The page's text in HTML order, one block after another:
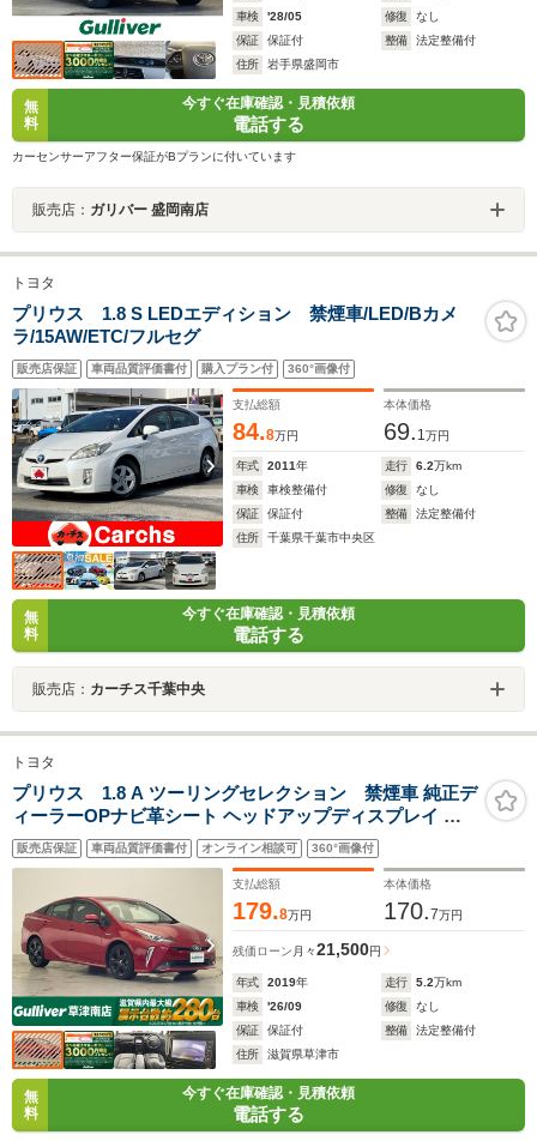
車検
'28/05 修復
なし
保証
保証付 整備
法定整備付
住所
岩手県盛岡市
無
料
今すぐ在庫確認・見積依頼
電話する
カーセンサーアフター保証がBプランに付いています
販売店： ガリバー 盛岡南店
トヨタ
プリウス 1.8 S LEDエディション 禁煙車/LED/Bカメ
ラ/15AW/ETC/フルセグ
販売店保証 車両品質評価書付 購入プラン付 360°画像付
支払総額
84.8万円
本体価格
69. 1万円
年式 2011年 走行 6.2万km
車検
車検整備付 修復
なし
保証
保証付 整備
法定整備付
住所
千葉県千葉市中央区
無
料
今すぐ在庫確認・見積依頼
電話する
販売店： カーチス千葉中央
トヨタ
プリウス 1.8 A ツーリングセレクション 禁煙車 純正デ
ィーラーOPナビ革シート ヘッドアップディスプレイ プ
リクラッシュセーフティー コーナーセンサー パーキング
サポートブレーキ ドライブレコーダー シートヒーター
Bluetooth ワンセグ CD DVD
販売店保証 車両品質評価書付 オンライン相談可 360°画像付
支払総額
179.8万円
本体価格
170.7万円
残価ローン 月々21,500円
年式 2019年 走行 5.2万km
車検
'26/09 修復
なし
保証
保証付 整備
法定整備付
住所
滋賀県草津市
無
料
今すぐ在庫確認・見積依頼
電話する